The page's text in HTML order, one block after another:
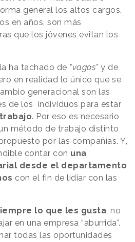
general los altos cargos,
en años, son más
que los jóvenes evitan los
ha tachado de "vagos” y de
en realidad lo único que se
generacional son las
de los individuos para estar
. Por eso es necesario
método de trabajo distinto
por las compañías. Y,
contar con una
desde el departamento
con el fin de lidiar con las
lo que les gusta, no
en una empresa “aburrida”.
todas las oportunidades